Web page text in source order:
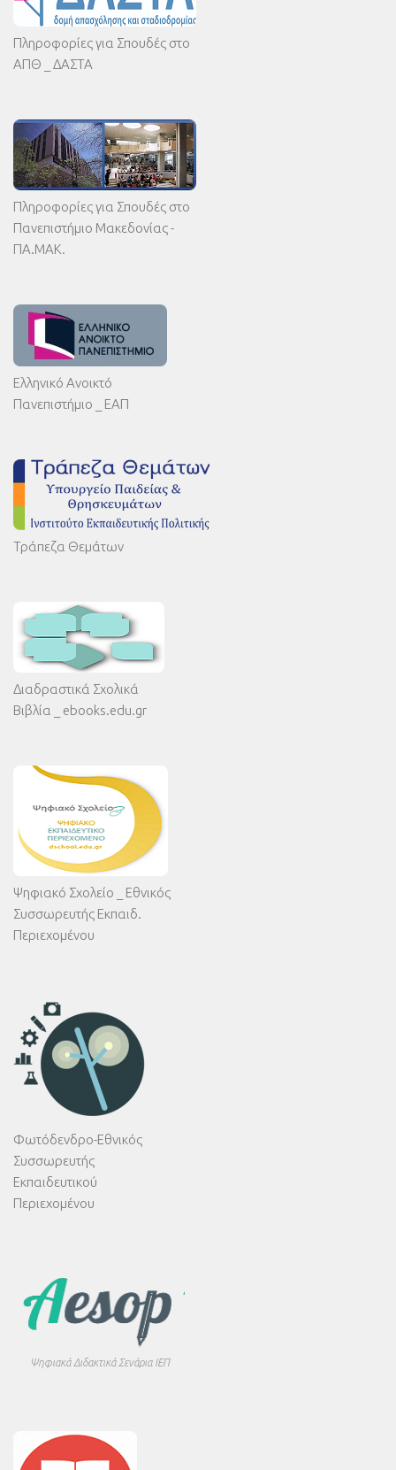
Πληροφορίες για Σπουδές στο
ΑΠΘ _ ΔΑΣΤΑ
Πληροφορίες για Σπουδές στο
Πανεπιστήμιο Μακεδονίας -
ΠΑ.ΜΑΚ.
Ελληνικό Ανοικτό
Πανεπιστήμιο _ ΕΑΠ
Τράπεζα Θεμάτων
Διαδραστικά Σχολικά
Βιβλία _ ebooks.edu.gr
Ψηφιακό Σχολείο _ Εθνικός
Συσσωρευτής Εκπαιδ.
Περιεχομένου
Φωτόδενδρο-Εθνικός
Συσσωρευτής
Εκπαιδευτικού
Περιεχομένου
Ψηφιακά Διδακτικά Σενάρια ΙΕΠ